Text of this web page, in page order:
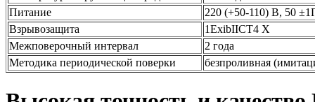
Питание
220 (+50-110) В, 50
Взрывозащита
1ExibIICT4 X
Межповерочный интервал
2 года
Методика периодической поверки
безпроливная